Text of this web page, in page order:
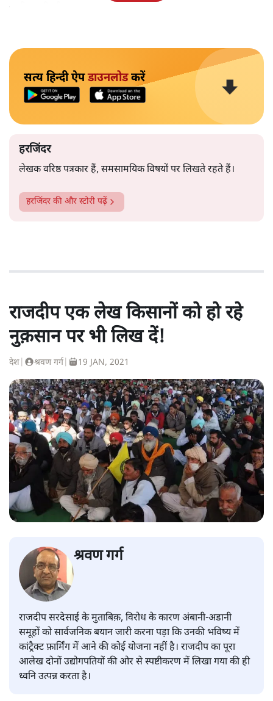
सत्य हिन्दी ऐपडाउनलोडकरें
हरजिंदर
लेखक वरिष्ठ पत्रकार हैं, समसामयिक विषयों पर लिखते रहते हैं।
हरजिंदर की और स्टोरी पढ़ें
राजदीप एक लेख किसानों को हो रहे
नुक़सान पर भी लिख दें!
देश श्रवण गर्ग 19 JAN, 2021
श्रवण गर्ग
राजदीप सरदेसाई के मुताबिक़, विरोध के कारण अंबानी-अडानी
समूहों को सार्वजनिक बयान जारी करना पड़ा कि उनकी भविष्य में
कांट्रैक्ट फ़ार्मिंग में आने की कोई योजना नहीं है। राजदीप का पूरा
आलेख दोनों उद्योगपतियों की ओर से स्पष्टीकरण में लिखा गया की ही
ध्वनि उत्पन्न करता है।